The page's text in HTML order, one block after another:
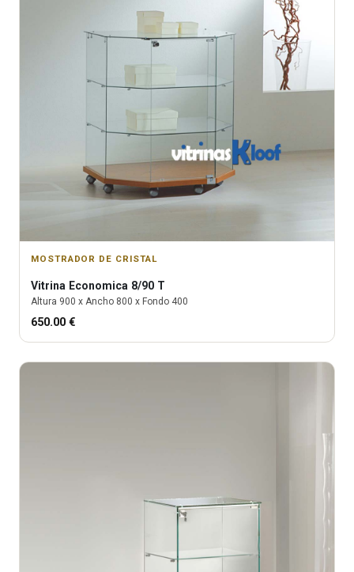
MOSTRADOR DE CRISTAL
Vitrina Economica 8/90 T
Altura 900 x Ancho 800 x Fondo 400
650.00 €